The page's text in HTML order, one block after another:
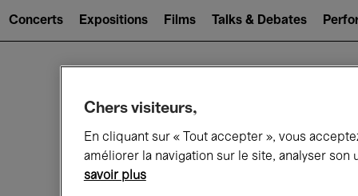
Concerts Expositions Films Talks & Debates
Ce qui se
Chers visiteurs,
En cliquant sur « Tout accepter », vous
améliorer la navigation sur le site, analyser
savoir plus